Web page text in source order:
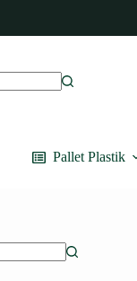
Pallet Plastik